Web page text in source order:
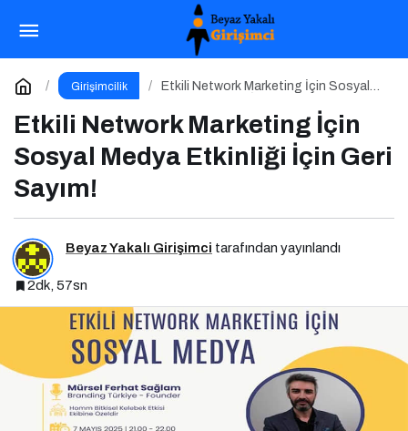
Girişimcilik
Etkili Network Marketing İçin Sosyal
Etkili Network Marketing İçin
Sosyal Medya Etkinliği İçin Geri
Sayım!
Beyaz Yakalı Girişimci tarafından yayınlandı
2dk, 57sn
Butik Oteller İçin Önemli Tavsiyeler: Dijitali
Etkin Kullanın
Yorum Yap